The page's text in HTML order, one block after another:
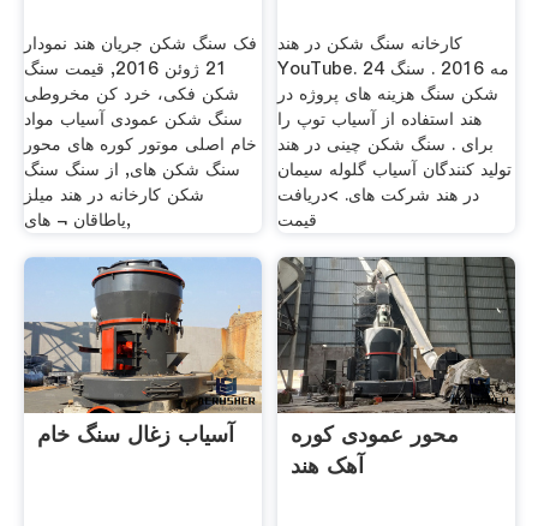
فک سنگ شکن جریان هند نمودار
21 ژوئن 2016, قیمت سنگ
شکن فکی، خرد کن مخروطی
سنگ شکن عمودی آسیاب مواد
خام اصلی موتور کوره های محور
سنگ شکن های, از سنگ سنگ
شکن کارخانه در هند میلز
یاطاقان ¬ های,
کارخانه سنگ شکن در هند
YouTube. 24 مه 2016 . سنگ
شکن سنگ هزینه های پروژه در
هند استفاده از آسیاب توپ را
برای . سنگ شکن چینی در هند
تولید کنندگان آسیاب گلوله سیمان
در هند شرکت های. >دریافت
قیمت
آسیاب زغال سنگ خام
محور عمودی کوره
آهک هند